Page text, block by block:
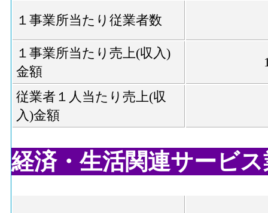
１事業所当たり従業者数
１事業所当たり売上(収入)
金額
従業者１人当たり売上(収
入)金額
経済・生活関連サービス